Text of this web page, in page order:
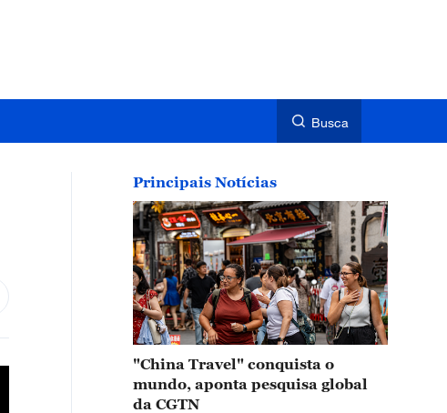
Busca
Principais Notícias
"China Travel" conquista o
mundo, aponta pesquisa global
da CGTN